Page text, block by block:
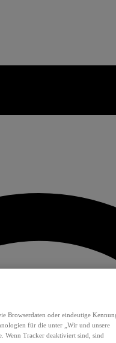
Browserdaten oder eindeutige
für die unter „Wir und unsere
Wenn Tracker deaktiviert sind, sind